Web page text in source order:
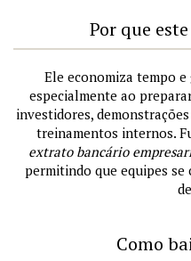
Por que
Ele economiza tempo
especialmente ao
investidores,
treinamentos internos.
extrato bancário
permitindo que equipes se
Como